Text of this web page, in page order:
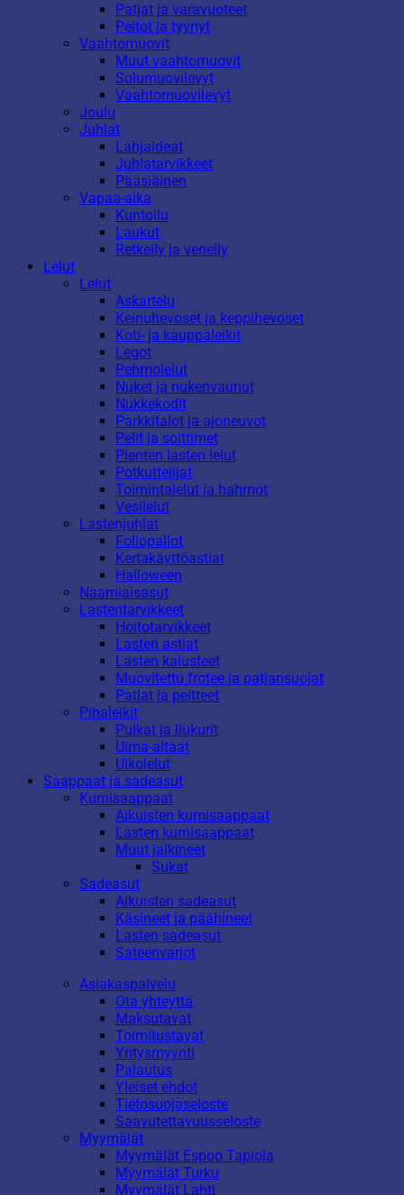
Patjat ja varavuoteet
Peitot ja tyynyt
Vaahtomuovit
Muut vaahtomuovit
Solumuovilevyt
Vaahtomuovilevyt
Joulu
Juhlat
Lahjaideat
Juhlatarvikkeet
Pääsiäinen
Vapaa-aika
Kuntoilu
Laukut
Retkeily ja veneily
Lelut
Lelut
Askartelu
Keinuhevoset ja keppihevoset
Koti- ja kauppaleikit
Legot
Pehmolelut
Nuket ja nukenvaunut
Nukkekodit
Parkkitalot ja ajoneuvot
Pelit ja soittimet
Pienten lasten lelut
Potkuttelijat
Toimintalelut ja hahmot
Vesilelut
Lastenjuhlat
Foliopallot
Kertakäyttöastiat
Halloween
Naamiaisasut
Lastentarvikkeet
Hoitotarvikkeet
Lasten astiat
Lasten kalusteet
Muovitettu frotee ja patjansuojat
Patjat ja peitteet
Pihaleikit
Pulkat ja liukurit
Uima-altaat
Ulkolelut
Saappaat ja sadeasut
Kumisaappaat
Aikuisten kumisaappaat
Lasten kumisaappaat
Muut jalkineet
Sukat
Sadeasut
Aikuisten sadeasut
Käsineet ja päähineet
Lasten sadeasut
Sateenvarjot
Asiakaspalvelu
Ota yhteyttä
Maksutavat
Toimitustavat
Yritysmyynti
Palautus
Yleiset ehdot
Tietosuojaseloste
Saavutettavuusseloste
Myymälät
Myymälät Espoo Tapiola
Myymälät Turku
Myymälät Lahti